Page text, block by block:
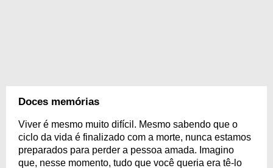
Doces memórias
Viver é mesmo muito difícil. Mesmo sabendo que o
ciclo da vida é finalizado com a morte, nunca estamos
preparados para perder a pessoa amada. Imagino
que, nesse momento, tudo que você queria era tê-lo